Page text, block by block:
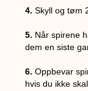
4.Skyll og tøm
5. Når spirene
dem en siste
6. Oppbevar
hvis du ikke